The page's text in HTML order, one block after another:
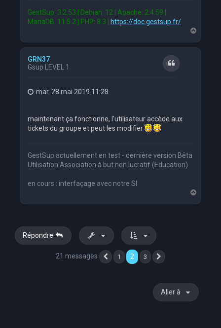
GestSup: 3.2.53 | Debian: 12 | Apache: 2.4.59 |
MariaDB: 11.5.2 | PHP: 8.3 |
https://doc.gestsup.fr/
a
GRN37
Gsup LEVEL 1
Citation
mar. 28 mai 2019 11:28
maintenant ça fonctionne, l'utilisateur accède aux
tickets du groupe et peut les modifier
GestSup actuellement en test - dernière version Bêta
Utilisation Association à but non lucratif (Education)
en cours : interfaçage avec notre SI
a
Répondre
21 messages Précédente
1 2 3
Aller à